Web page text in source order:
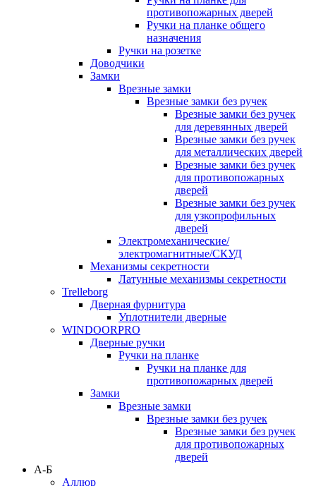
противопожарных дверей
Ручки на планке общего
назначения
Ручки на розетке
Доводчики
Замки
Врезные замки
Врезные замки без ручек
Врезные замки без ручек
для деревянных дверей
Врезные замки без ручек
для металлических дверей
Врезные замки без ручек
для противопожарных
дверей
Врезные замки без ручек
для узкопрофильных
дверей
Электромеханические/
электромагнитные/СКУД
Механизмы секретности
Латунные механизмы секретности
Trelleborg
Дверная фурнитура
Уплотнители дверные
WINDOORPRO
Дверные ручки
Ручки на планке
Ручки на планке для
противопожарных дверей
Замки
Врезные замки
Врезные замки без ручек
Врезные замки без ручек
для противопожарных
дверей
А-Б
Аллюр